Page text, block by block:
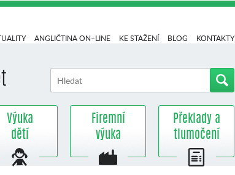
ANGLIČTINA ON–LINE KE STAŽENÍ BLOG KONTAKTY
Výuka
dětí
Firemní
výuka
Překlady a
tlumočení